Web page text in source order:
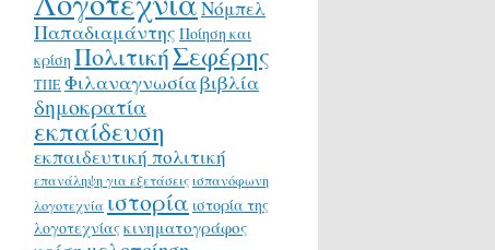
Νόμπελ
Παπαδιαμάντης Ποίηση και
κρίση ΠολιτικήΣεφέρης
ΤΠΕΦιλαναγνωσίαβιβλία
δημοκρατία
εκπαίδευση
εκπαιδευτική πολιτική
επανάληψη για εξετάσεις ισπανόφωνη
λογοτεχνία ιστορία ιστορία της
λογοτεχνίαςκινηματογράφος